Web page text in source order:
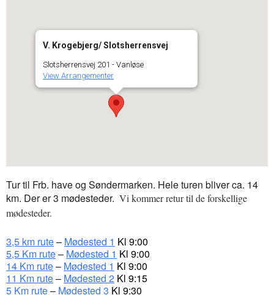
V. Krogebjerg/ Slotsherrensvej
Slotsherrensvej 201 - Vanløse
View Arrangementer
Tur til Frb. have og Søndermarken. Hele turen bliver ca. 14
km. Der er 3 mødesteder. Vi kommer retur til de forskellige
mødesteder.
3,5 km rute– Mødested 1 Kl 9:00
5,5 Km rute– Mødested 1 Kl 9:00
14 Km rute– Mødested 1 Kl 9:00
11 Km rute– Mødested 2 Kl 9:15
5 Km rute– Mødested 3 Kl 9:30